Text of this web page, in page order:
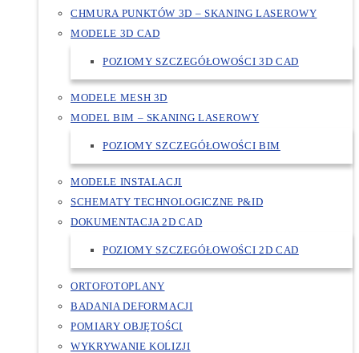
CHMURA PUNKTÓW 3D – SKANING LASEROWY
MODELE 3D CAD
POZIOMY SZCZEGÓŁOWOŚCI 3D CAD
MODELE MESH 3D
MODEL BIM – SKANING LASEROWY
POZIOMY SZCZEGÓŁOWOŚCI BIM
MODELE INSTALACJI
SCHEMATY TECHNOLOGICZNE P&ID
DOKUMENTACJA 2D CAD
POZIOMY SZCZEGÓŁOWOŚCI 2D CAD
ORTOFOTOPLANY
BADANIA DEFORMACJI
POMIARY OBJĘTOŚCI
WYKRYWANIE KOLIZJI